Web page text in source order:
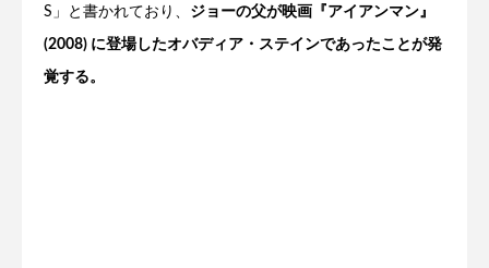
S」と書かれており、 ジョーの父が映画『アイアンマン』
(2008) に登場したオバディア・ステインであったことが発
覚する。